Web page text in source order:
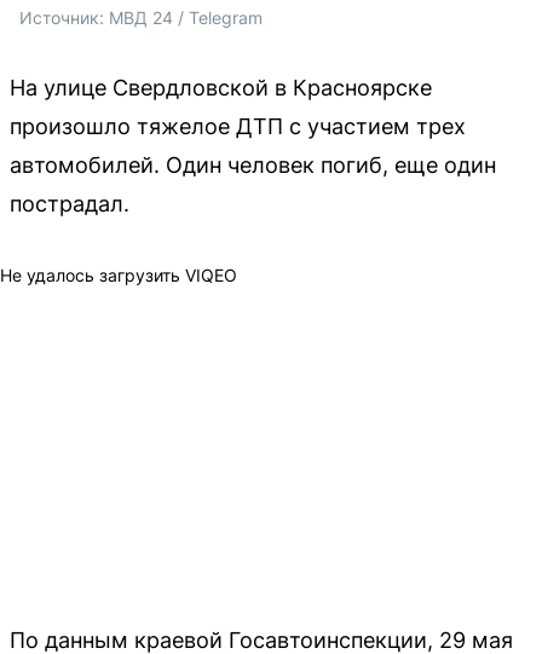
Источник: МВД 24 / Telegram
На улице Свердловской в Красноярске
произошло тяжелое ДТП с участием трех
автомобилей. Один человек погиб, еще один
пострадал.
Не удалось загрузить VIQEO
По данным краевой Госавтоинспекции, 29 мая